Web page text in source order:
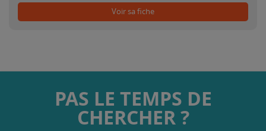
Voir sa fiche
PAS LE TEMPS DE
CHERCHER ?